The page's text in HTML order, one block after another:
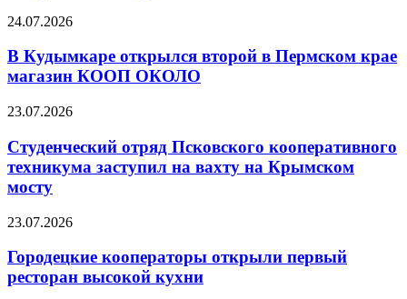
24.07.2026
В Кудымкаре открылся второй в Пермском крае
магазин КООП ОКОЛО
23.07.2026
Студенческий отряд Псковского кооперативного
техникума заступил на вахту на Крымском
мосту
23.07.2026
Городецкие кооператоры открыли первый
ресторан высокой кухни